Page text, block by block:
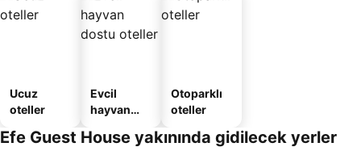
Ucuz
oteller
Evcil
hayvan
oteller
Otoparklı
oteller
Efe Guest House yakınında gidilecek yerler